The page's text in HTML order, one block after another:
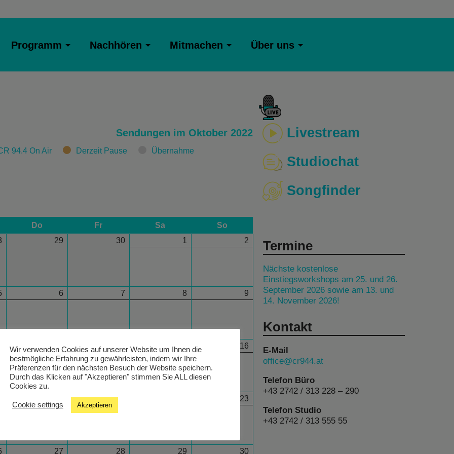
Programm Nachhören Mitmachen Über uns
Sendungen im Oktober 2022
94.4 On Air Derzeit Pause Übernahme
Do Fr Sa
So
29 30 1 2
6 7 8 9
13 14 15 16
21 23
27 28 29 30
Livestream
Studiochat
Songfinder
Termine
Nächste kostenlose
Einstiegsworkshops am 25. und 26.
September 2026 sowie am 13. und
14. November 2026!
Kontakt
E-Mail
office@cr944.at
Telefon Büro
+43 2742 / 313 228 – 290
Telefon Studio
+43 2742 / 313 555 55
Wir verwenden Cookies auf unserer Website um Ihnen die
bestmögliche Erfahrung zu gewährleisten, indem wir Ihre
Präferenzen für den nächsten Besuch der Website speichern.
Durch das Klicken auf "Akzeptieren" stimmen Sie ALL diesen
Cookies zu.
Cookie settings Akzeptieren